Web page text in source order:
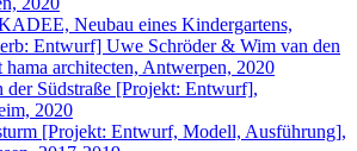
Neubau eines Kindergartens,
Entwurf] Uwe Schröder & Wim van den
hama architecten, Antwerpen, 2020
der Südstraße [Projekt: Entwurf],
2020
[Projekt: Entwurf, Modell, Ausführung],